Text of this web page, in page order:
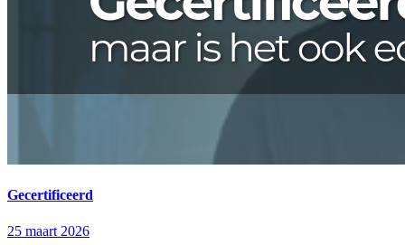
Gecertificeerd
25 maart 2026